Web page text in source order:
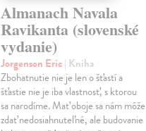
Almanach Navala
Ravikanta (slovenské
vydanie)
Jorgenson Eric| Kniha
Zbohatnutie nie je len o šťastí a
šťastie nie je iba vlastnosť, s ktorou
sa narodíme. Mať oboje sa nám môže
zdať nedosiahnuteľné, ale budovanie